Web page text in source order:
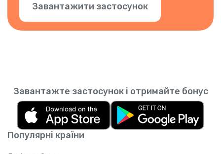
Завантажити застосунок
Популярні країни
Завантажте застосунок і отримайте бонус